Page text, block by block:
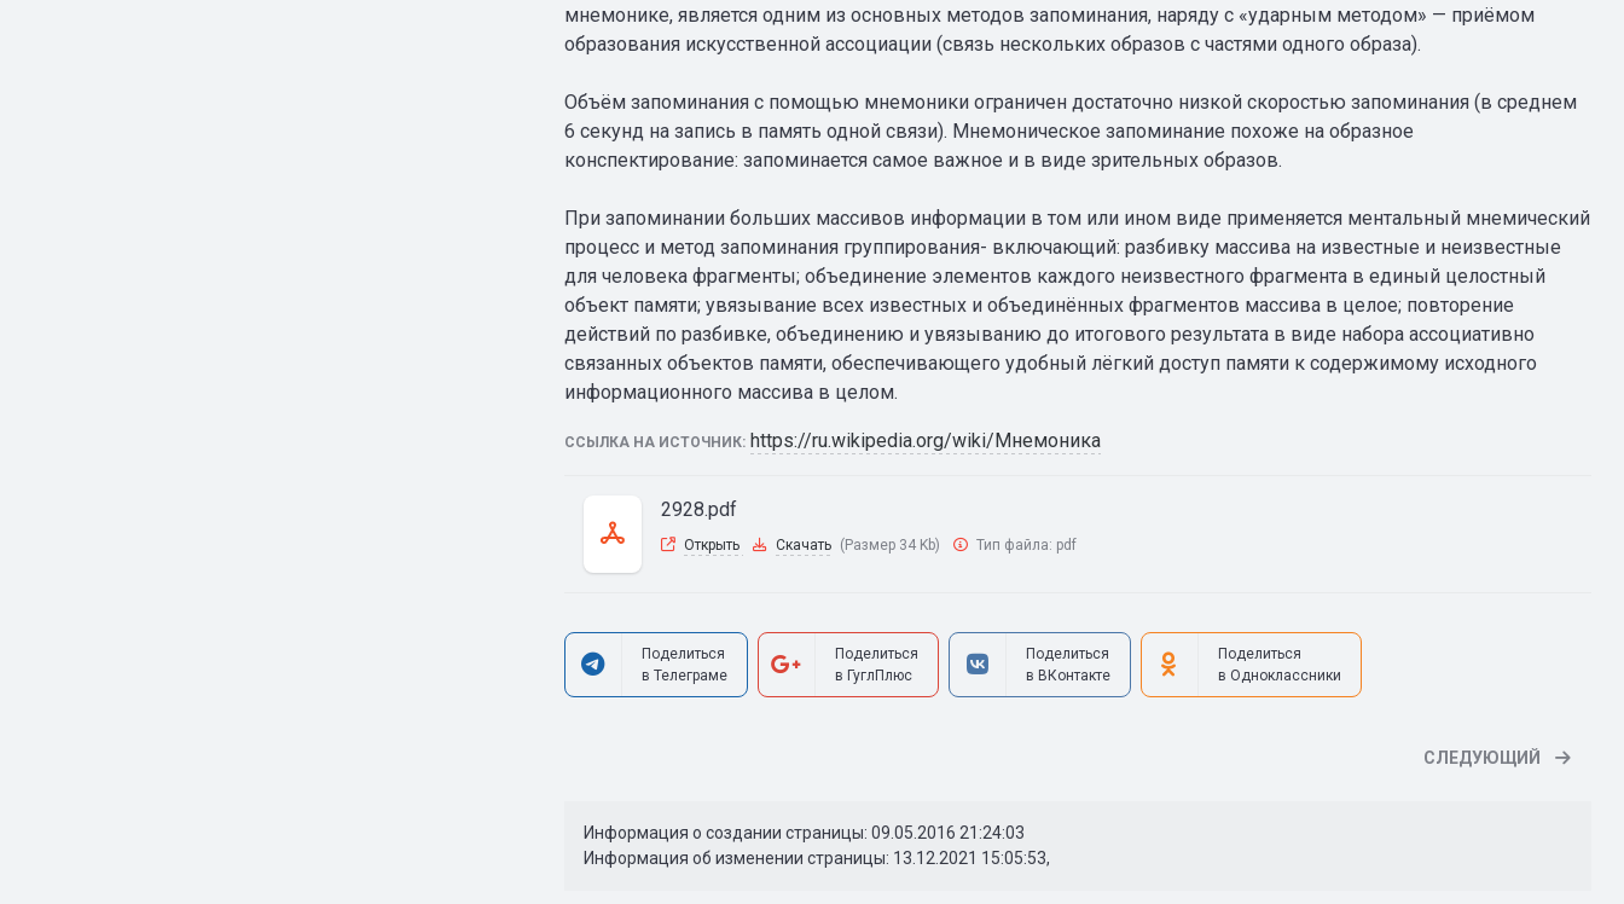
мнемонике, является одним из основных методов запоминания, наряду с «ударным методом» — приёмом
образования искусственной ассоциации (связь нескольких образов с частями одного образа).
Объём запоминания с помощью мнемоники ограничен достаточно низкой скоростью запоминания (в среднем
6 секунд на запись в память одной связи). Мнемоническое запоминание похоже на образное
конспектирование: запоминается самое важное и в виде зрительных образов.
При запоминании больших массивов информации в том или ином виде применяется ментальный мнемический
процесс и метод запоминания группирования- включающий: разбивку массива на известные и неизвестные
для человека фрагменты; объединение элементов каждого неизвестного фрагмента в единый целостный
объект памяти; увязывание всех известных и объединённых фрагментов массива в целое; повторение
действий по разбивке, объединению и увязыванию до итогового результата в виде набора ассоциативно
связанных объектов памяти, обеспечивающего удобный лёгкий доступ памяти к содержимому исходного
информационного массива в целом.
ССЫЛКА НА ИСТОЧНИК: https://ru.wikipedia.org/wiki/Мнемоника
2928.pdf
Открыть Скачать (Размер 34 Kb) Тип файла: pdf
Поделиться
в Телеграме
Поделиться
в ГуглПлюс
Поделиться
в ВКонтакте
Поделиться
в Одноклассники
СЛЕДУЮЩИЙ
Информация о создании страницы: 09.05.2016 21:24:03
Информация об изменении страницы: 13.12.2021 15:05:53,